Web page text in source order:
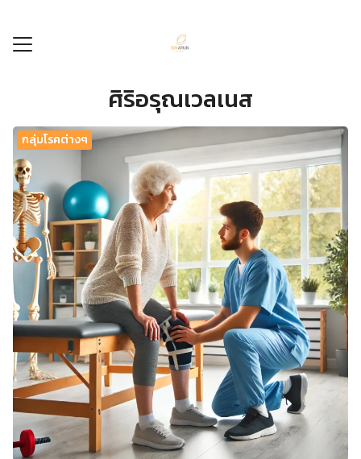
content
ม
ศูนย์
เรา
รา
ศิริอรุณเวลเนส
กลุ่มโรคต่างๆ